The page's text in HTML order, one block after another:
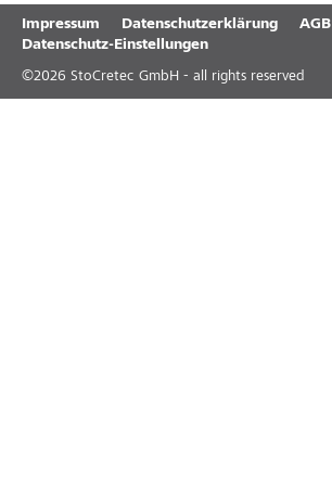
Impressum Datenschutzerklärung
AGB
Datenschutz-Einstellungen
©2026 StoCretec GmbH - all rights reserved